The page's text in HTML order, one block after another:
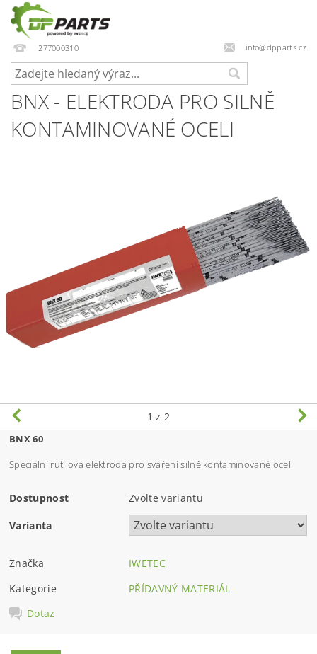
277000310 info@dpparts.cz
BNX - ELEKTRODA PRO SILNĚ
KONTAMINOVANÉ OCELI
1 z 2
BNX 60
Speciální rutilová elektroda pro sváření silně kontaminované oceli.
Dostupnost Zvolte variantu
Varianta
Značka
IWETEC
Kategorie
PŘÍDAVNÝ MATERIÁL
Dotaz